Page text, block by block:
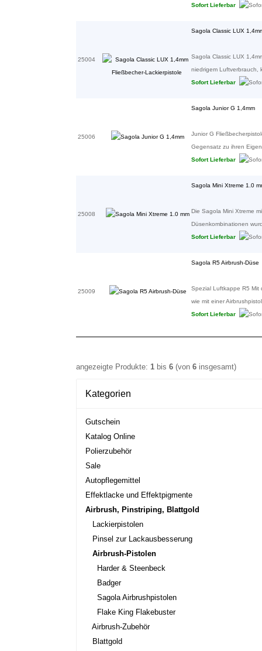
Sofort Lieferbar
25004
Sagola Classic LUX
Sagola Classic LUX
niedrigem Luftverbrauch,
Sofort Lieferbar
25006
Sagola Junior G 1,4mm
Junior G
Gegensatz zu ihren
Sofort Lieferbar
25008
Sagola Mini Xtreme 1.0
Die Sagola Mini Xtreme
Düsenkombinationen
Sofort Lieferbar
25009
Sagola R5 Airbrush-Düse
Spezial Luftkappe R5 Mit
wie mit einer
Sofort Lieferbar
angezeigte Produkte: 1 bis 6 (von 6 insgesamt)
Kategorien
Gutschein
Katalog Online
Polierzubehör
Sale
Autopflegemittel
Effektlacke und Effektpigmente
Airbrush, Pinstriping, Blattgold
Lackierpistolen
Pinsel zur Lackausbesserung
Airbrush-Pistolen
Harder & Steenbeck
Badger
Sagola Airbrushpistolen
Flake King Flakebuster
Airbrush-Zubehör
Blattgold